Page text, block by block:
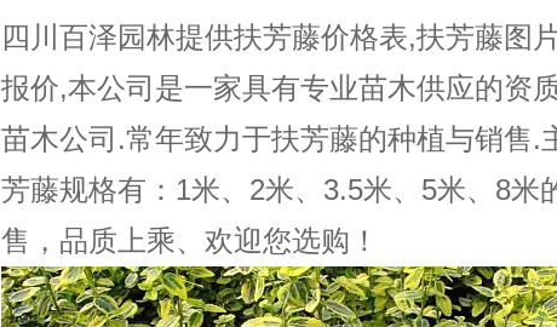
四川百泽园林提供扶芳藤价格表,扶芳藤图
报价,本公司是一家具有专业苗木供应的资
苗木公司.常年致力于扶芳藤的种植与销售.
芳藤规格有：1米、2米、3.5米、5米、8米
售，品质上乘、欢迎您选购！